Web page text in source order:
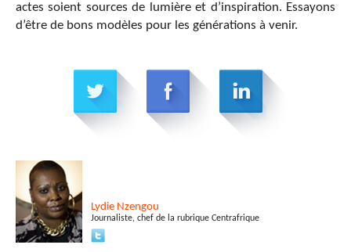
actes soient sources de lumière et d’inspiration. Essayons
d’être de bons modèles pour les générations à venir.
Lydie Nzengou
Journaliste, chef de la rubrique Centrafrique